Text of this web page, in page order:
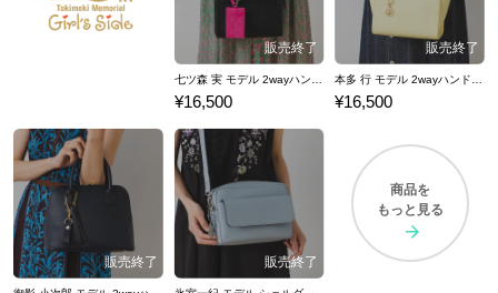
¥16,500 ¥16,500
商品を
もっと見る